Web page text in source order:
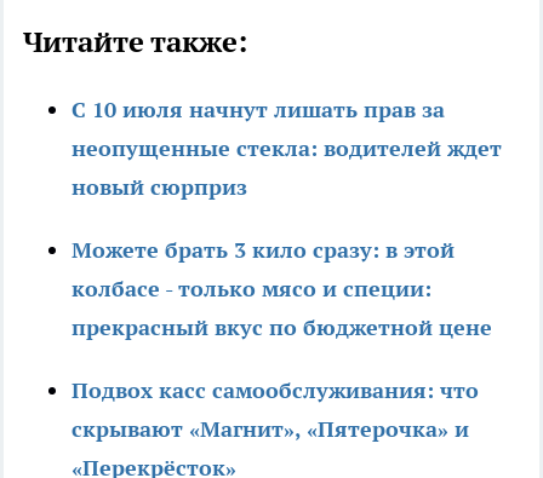
Читайте также:
С 10 июля начнут лишать прав за
неопущенные стекла: водителей ждет
новый сюрприз
Можете брать 3 кило сразу: в этой
колбасе - только мясо и специи:
прекрасный вкус по бюджетной цене
Подвох касс самообслуживания: что
скрывают «Магнит», «Пятерочка» и
«Перекрёсток»